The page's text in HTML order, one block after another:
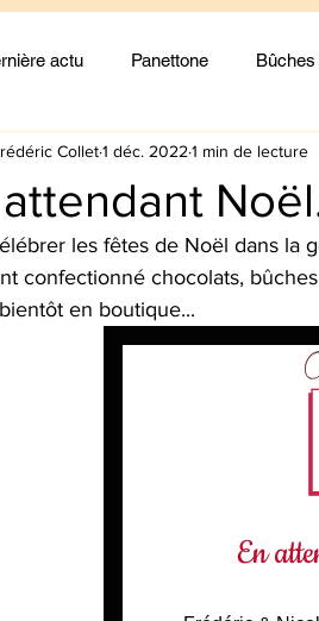
actu Panettone
Collet1 déc. 2022 1 min de lecture
les fêtes de Noël dans la
confectionné chocolats,
en boutique...